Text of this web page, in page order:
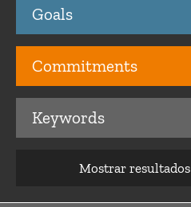
Practices
Goals
Commitments
Keywords
Mostrar resultados